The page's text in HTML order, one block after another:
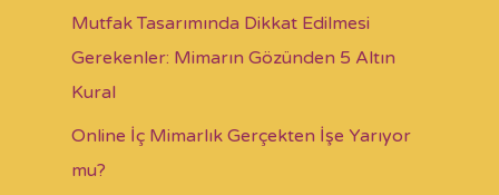
Mutfak Tasarımında Dikkat Edilmesi
Gerekenler: Mimarın Gözünden 5 Altın
Kural
Online İç Mimarlık Gerçekten İşe Yarıyor
mu?